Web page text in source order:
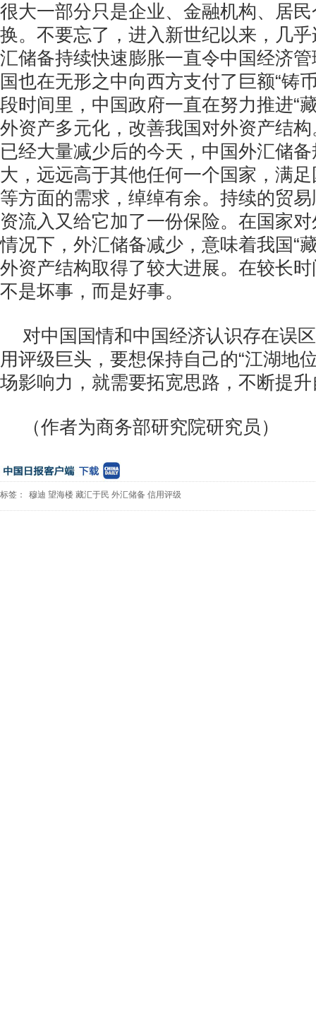
很大一部分只是企业、金融机构、居
换。不要忘了，进入新世纪以来，几
汇储备持续快速膨胀一直令中国经济
国也在无形之中向西方支付了巨额“铸
段时间里，中国政府一直在努力推进“
外资产多元化，改善我国对外资产结
已经大量减少后的今天，中国外汇储
大，远远高于其他任何一个国家，满
等方面的需求，绰绰有余。持续的贸
资流入又给它加了一份保险。在国家
情况下，外汇储备减少，意味着我国“
外资产结构取得了较大进展。在较长
不是坏事，而是好事。
对中国国情和中国经济认识存在误
用评级巨头，要想保持自己的“江湖地
场影响力，就需要拓宽思路，不断提
（作者为商务部研究院研究员）
标签： 穆迪 望海楼 藏汇于民 外汇储备 信用评级